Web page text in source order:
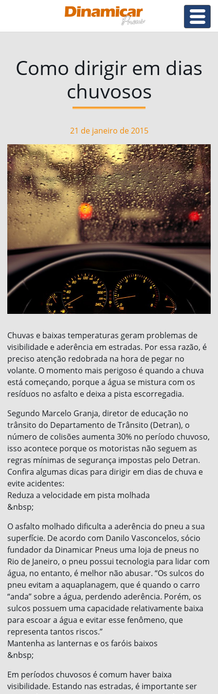
Como dirigir em dias
chuvosos
21 de janeiro de 2015
Chuvas e baixas temperaturas geram problemas de
visibilidade e aderência em estradas. Por essa razão, é
preciso atenção redobrada na hora de pegar no
volante. O momento mais perigoso é quando a chuva
está começando, porque a água se mistura com os
resíduos no asfalto e deixa a pista escorregadia.
Segundo Marcelo Granja, diretor de educação no
trânsito do Departamento de Trânsito (Detran), o
número de colisões aumenta 30% no período chuvoso,
isso acontece porque os motoristas não seguem as
regras mínimas de segurança impostas pelo Detran.
Confira algumas dicas para dirigir em dias de chuva e
evite acidentes:
Reduza a velocidade em pista molhada
&nbsp;
O asfalto molhado dificulta a aderência do pneu a sua
superfície. De acordo com Danilo Vasconcelos, sócio
fundador da Dinamicar Pneus uma loja de pneus no
Rio de Janeiro, o pneu possui tecnologia para lidar com
água, no entanto, é melhor não abusar. “Os sulcos do
pneu evitam a aquaplanagem, que é quando o carro
“anda” sobre a água, perdendo aderência. Porém, os
sulcos possuem uma capacidade relativamente baixa
para escoar a água e evitar esse fenômeno, que
representa tantos riscos.”
Mantenha as lanternas e os faróis baixos
&nbsp;
Em períodos chuvosos é comum haver baixa
visibilidade. Estando nas estradas, é importante ser